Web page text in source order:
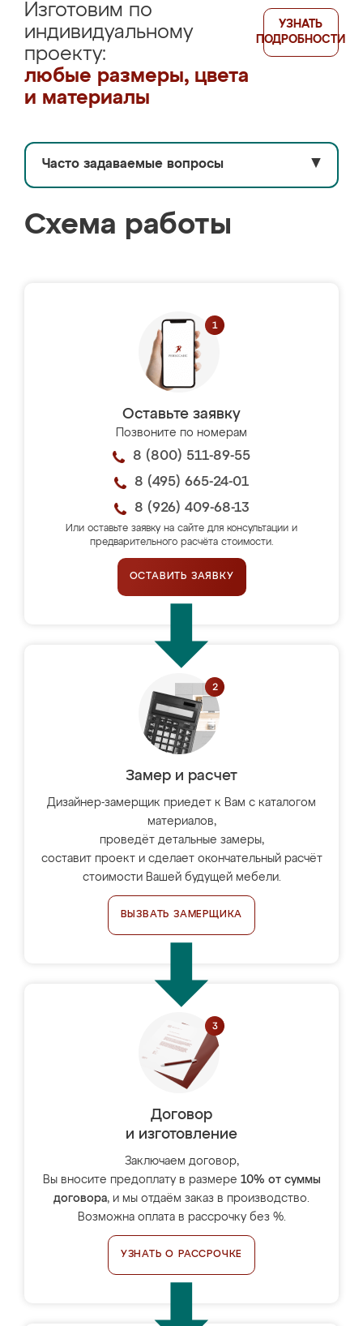
Изготовим по
индивидуальному
проекту:
любые размеры, цвета
и материалы
УЗНАТЬ
ПОДРОБНОСТИ
Часто задаваемые вопросы ▼
Схема работы
Оставьте заявку
Позвоните по номерам
8 (800) 511-89-55
8 (495) 665-24-01
8 (926) 409-68-13
Или оставьте заявку на сайте для консультации и
предварительного расчёта стоимости.
ОСТАВИТЬ ЗАЯВКУ
Замер и расчет
Дизайнер-замерщик приедет к Вам с каталогом
материалов,
проведёт детальные замеры,
составит проект и сделает окончательный расчёт
стоимости Вашей будущей мебели.
ВЫЗВАТЬ ЗАМЕРЩИКА
Договор
и изготовление
Заключаем договор,
Вы вносите предоплату в размере 10% от суммы
договора, и мы отдаём заказ в производство.
Возможна оплата в рассрочку без %.
УЗНАТЬ О РАССРОЧКЕ